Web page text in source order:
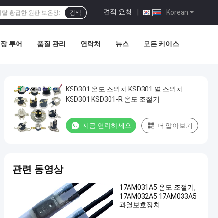
Korean
견적 요청
검색
투어 품질 관리 연락처 뉴스 모든 케이스
KSD301 온도 스위치 KSD301 열 스위치
KSD301 KSD301-R 온도 조절기
지금 연락하세요 더 알아보기
관련 동영상
17AM031A5 온도 조절기,
17AM032A5 17AM033A5
과열보호장치